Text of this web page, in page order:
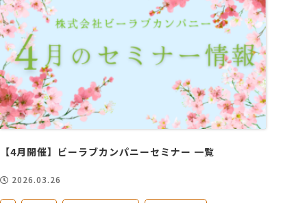
【4月開催】ビーラブカンパニーセミナー 一覧
2026.03.26